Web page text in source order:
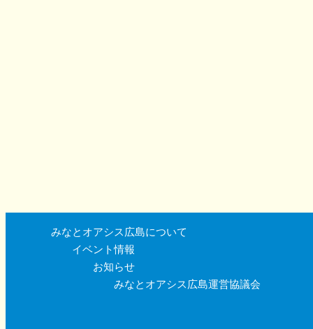
みなとオアシス広島について
イベント情報
お知らせ
みなとオアシス広島運営協議会